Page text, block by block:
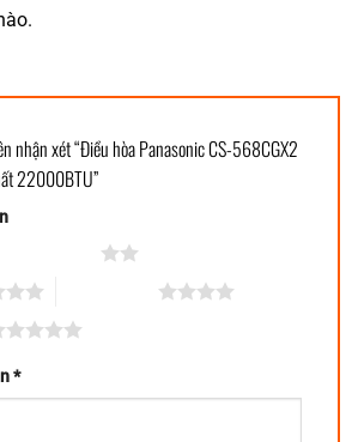
nhận xét “Điều hòa Panasonic CS-568CGX2
22000BTU”
*